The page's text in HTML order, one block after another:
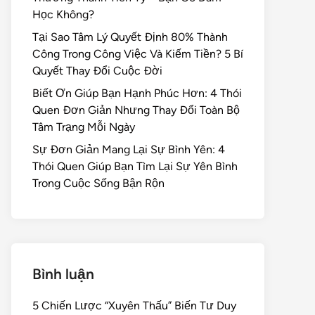
Học Không?
Tại Sao Tâm Lý Quyết Định 80% Thành
Công Trong Công Việc Và Kiếm Tiền? 5 Bí
Quyết Thay Đổi Cuộc Đời
Biết Ơn Giúp Bạn Hạnh Phúc Hơn: 4 Thói
Quen Đơn Giản Nhưng Thay Đổi Toàn Bộ
Tâm Trạng Mỗi Ngày
Sự Đơn Giản Mang Lại Sự Bình Yên: 4
Thói Quen Giúp Bạn Tìm Lại Sự Yên Bình
Trong Cuộc Sống Bận Rộn
Bình luận
5 Chiến Lược “Xuyên Thấu” Biến Tư Duy